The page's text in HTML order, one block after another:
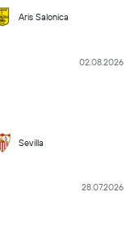
Aris Salonica
02.08.2026
Sevilla
28.07.2026